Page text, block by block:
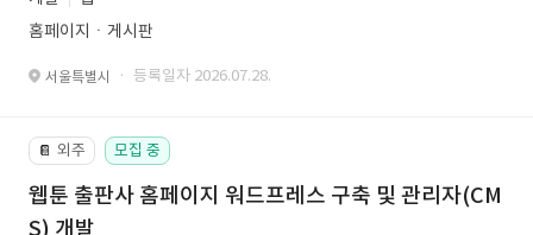
홈페이지ㆍ게시판
서울특별시 · 등록일자 2026.07.28.
📔 외주 모집 중
웹툰 출판사 홈페이지 워드프레스 구축 및 관리자(CM
S) 개발